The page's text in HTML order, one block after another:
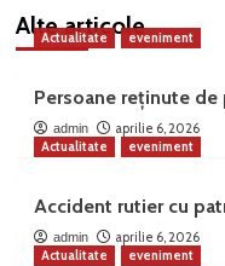
Alte articole
Actualitate eveniment
Persoane reținute
admin
aprilie 6, 2026
Actualitate
eveniment
Accident rutier cu
admin
aprilie 6, 2026
Actualitate
eveniment